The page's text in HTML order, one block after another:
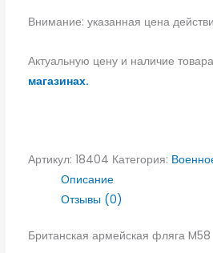
Внимание: указанная цена
Актуальную цену и наличие
магазинах.
Артикул: 18404 Категория:
Описание
Отзывы (0)
Британская армейская фляга M58